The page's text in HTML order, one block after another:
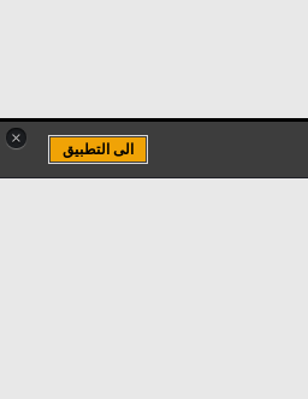
×
الى التطبيق